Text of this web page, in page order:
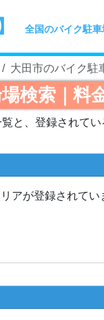
全国のバイク駐
大田市のバイク駐
検索｜料
と、登録されて
アが登録されてい